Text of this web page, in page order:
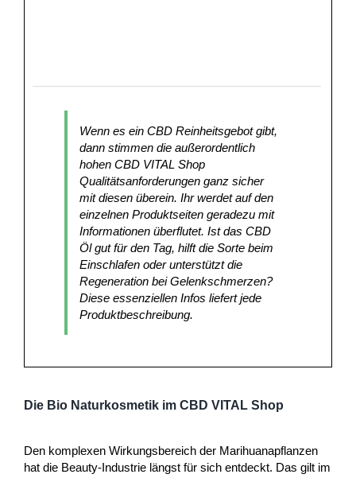
Wenn es ein CBD Reinheitsgebot gibt,
dann stimmen die außerordentlich
hohen CBD VITAL Shop
Qualitätsanforderungen ganz sicher
mit diesen überein. Ihr werdet auf den
einzelnen Produktseiten geradezu mit
Informationen überflutet. Ist das CBD
Öl gut für den Tag, hilft die Sorte beim
Einschlafen oder unterstützt die
Regeneration bei Gelenkschmerzen?
Diese essenziellen Infos liefert jede
Produktbeschreibung.
Die Bio Naturkosmetik im CBD VITAL Shop
Den komplexen Wirkungsbereich der Marihuanapflanzen
hat die Beauty-Industrie längst für sich entdeckt. Das gilt im